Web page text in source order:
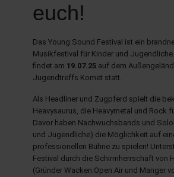
euch!
Das Young Sound Festival ist ein
Musikfestival für Kinder und Jugendliche.
findet am 19.07.25 auf dem
Jugendtreffs Komet statt.
Als Headliner und Zugpferd spielt die
Heavysaurus, die Heavymetal und Rock
Davor haben Nachwuchsbands und
und Jugendliche) die Möglichkeit auf
professionellen Bühne zu spielen!
Festival durch die Schirmherrschaft von
(Gründer Wacken:Open:Air und Manger